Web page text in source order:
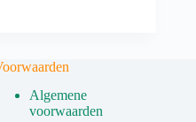
Algemene
voorwaarden